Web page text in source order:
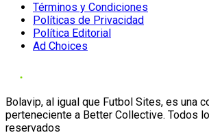
Términos y Condiciones
Políticas de Privacidad
Política Editorial
Ad Choices
Bolavip, al igual que Futbol Sites, es una
perteneciente a Better Collective. Todos
reservados